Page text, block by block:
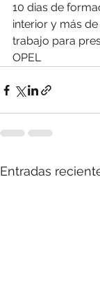
10 dias de
interior y más
trabajo para
OPEL
Entradas